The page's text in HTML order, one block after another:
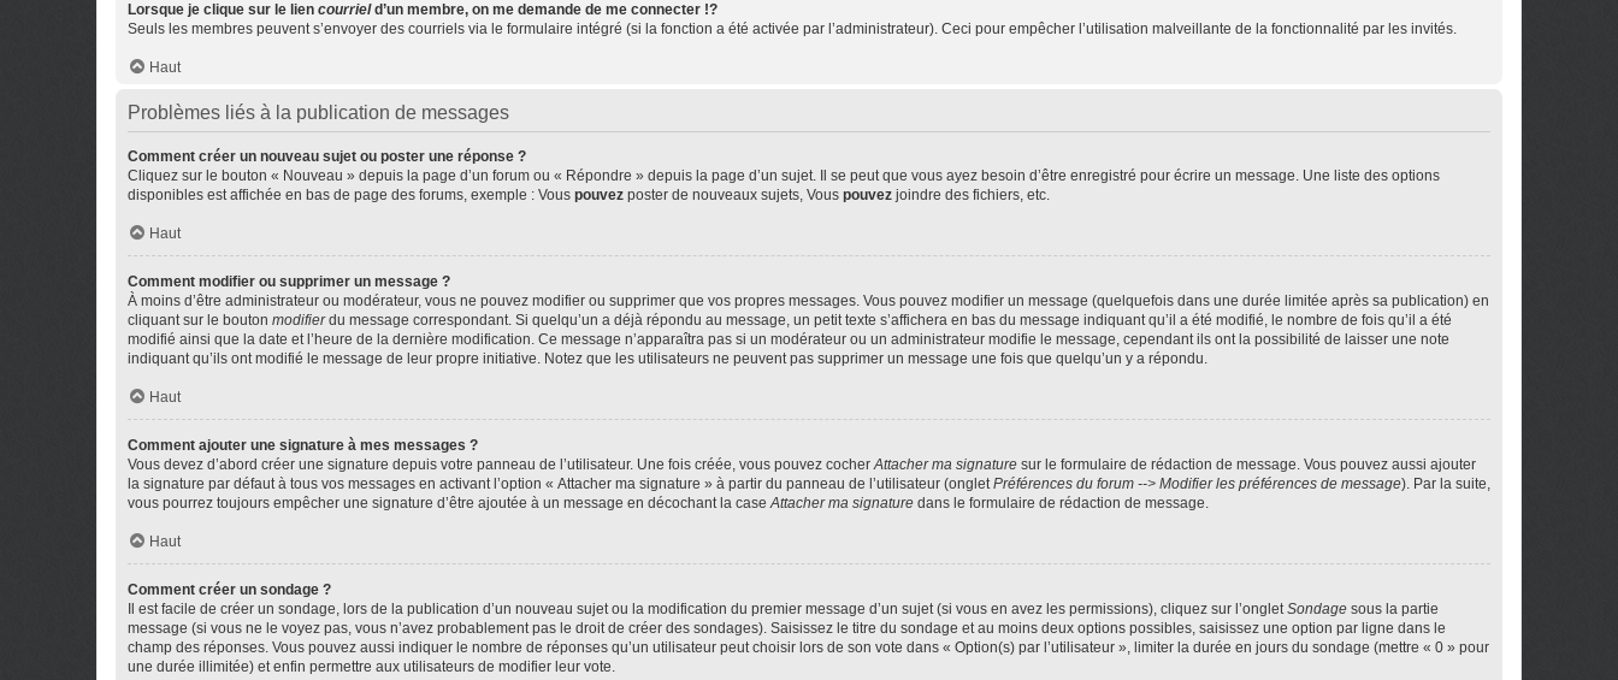
Lorsque je clique sur le lien courrield’un membre, on me demande de me connecter !?
Seuls les membres peuvent s’envoyer des courriels via le formulaire intégré (si la fonction a été activée par l’administrateur). Ceci pour empêcher l’utilisation malveillante de la fonctionnalité par les invités.
Haut
Problèmes liés à la publication de messages
Comment créer un nouveau sujet ou poster une réponse ?
Cliquez sur le bouton « Nouveau » depuis la page d’un forum ou « Répondre » depuis la page d’un sujet. Il se peut que vous ayez besoin d’être enregistré pour écrire un message. Une liste des options
disponibles est affichée en bas de page des forums, exemple : Vous pouvez poster de nouveaux sujets, Vous pouvez joindre des fichiers, etc.
Haut
Comment modifier ou supprimer un message ?
À moins d’être administrateur ou modérateur, vous ne pouvez modifier ou supprimer que vos propres messages. Vous pouvez modifier un message (quelquefois dans une durée limitée après sa publication) en
cliquant sur le bouton modifierdu message correspondant. Si quelqu’un a déjà répondu au message, un petit texte s’affichera en bas du message indiquant qu’il a été modifié, le nombre de fois qu’il a été
modifié ainsi que la date et l’heure de la dernière modification. Ce message n’apparaîtra pas si un modérateur ou un administrateur modifie le message, cependant ils ont la possibilité de laisser une note
indiquant qu’ils ont modifié le message de leur propre initiative. Notez que les utilisateurs ne peuvent pas supprimer un message une fois que quelqu’un y a répondu.
Haut
Comment ajouter une signature à mes messages ?
Vous devez d’abord créer une signature depuis votre panneau de l’utilisateur. Une fois créée, vous pouvez cocherAttacher ma signature sur le formulaire de rédaction de message. Vous pouvez aussi ajouter
la signature par défaut à tous vos messages en activant l’option « Attacher ma signature » à partir du panneau de l’utilisateur (ongletPréférences du forum --> Modifier les préférences de message). Par la suite,
vous pourrez toujours empêcher une signature d’être ajoutée à un message en décochant la caseAttacher ma signature dans le formulaire de rédaction de message.
Haut
Comment créer un sondage ?
Il est facile de créer un sondage, lors de la publication d’un nouveau sujet ou la modification du premier message d’un sujet (si vous en avez les permissions), cliquez sur l’ongletSondage sous la partie
message (si vous ne le voyez pas, vous n’avez probablement pas le droit de créer des sondages). Saisissez le titre du sondage et au moins deux options possibles, saisissez une option par ligne dans le
champ des réponses. Vous pouvez aussi indiquer le nombre de réponses qu’un utilisateur peut choisir lors de son vote dans « Option(s) par l’utilisateur », limiter la durée en jours du sondage (mettre « 0 » pour
une durée illimitée) et enfin permettre aux utilisateurs de modifier leur vote.